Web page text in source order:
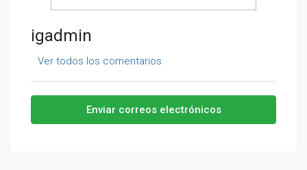
igadmin
Ver todos los comentarios
Enviar correos electrónicos